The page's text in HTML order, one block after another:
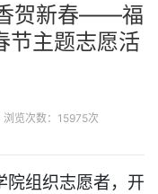
贺新春——福
节主题志愿活
览次数：15975次
院组织志愿者，开